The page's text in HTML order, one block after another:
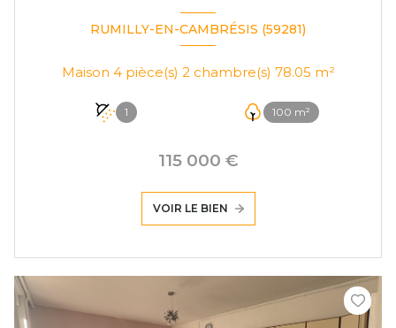
RUMILLY-EN-CAMBRÉSIS (59281)
Maison 4 pièce(s) 2 chambre(s) 78.05 m²
1 100 m²
115 000 €
VOIR LE BIEN